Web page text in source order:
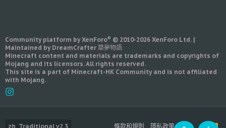
zh_Traditional v2.3 條款和規則 隱私政策 幫助 R
Community platform by XenForo® © 2010-2026 XenForo Ltd. |
Maintained by DreamCrafter 築夢物語
Minecraft content and materials are trademarks and copyrights of
Mojang and its licensors. All rights reserved.
This site is a part of Minecraft-HK Community and is not affiliated
with Mojang.